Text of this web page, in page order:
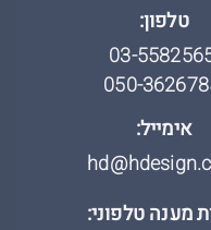
טלפון:
03-
050-
אימייל:
מענה טלפוני: